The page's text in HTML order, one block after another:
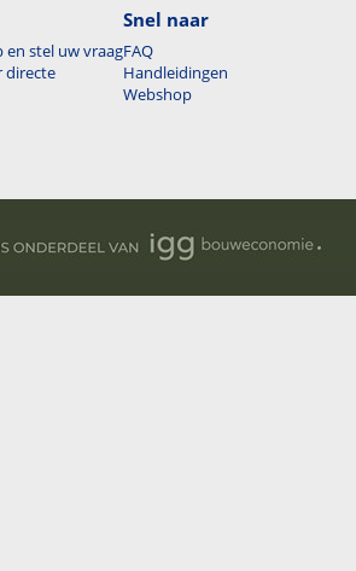
en stel uw vraag
directe
Snel naar
FAQ
Handleidingen
Webshop